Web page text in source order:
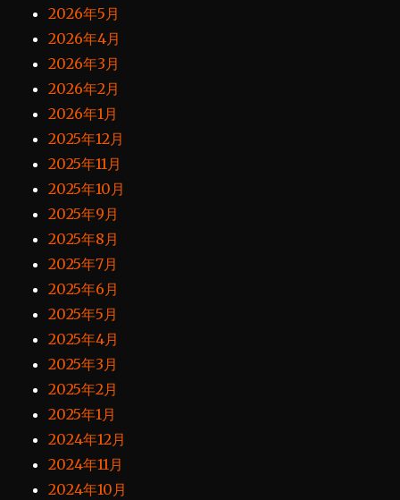
2026年5月
2026年4月
2026年3月
2026年2月
2026年1月
2025年12月
2025年11月
2025年10月
2025年9月
2025年8月
2025年7月
2025年6月
2025年5月
2025年4月
2025年3月
2025年2月
2025年1月
2024年12月
2024年11月
2024年10月